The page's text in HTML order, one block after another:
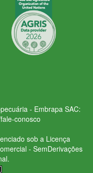
- Embrapa SAC:
conosco
sob a Licença
- SemDerivações